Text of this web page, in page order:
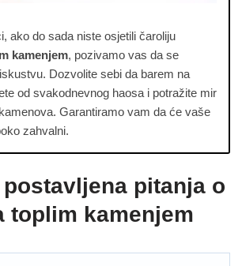
ako do sada niste osjetili čaroliju
kamenjem, pozivamo vas da se
Dozvolite sebi da barem na
od svakodnevnog haosa i potražite mir
Garantiramo vam da će vaše
zahvalni.
pitanja o
toplim kamenjem